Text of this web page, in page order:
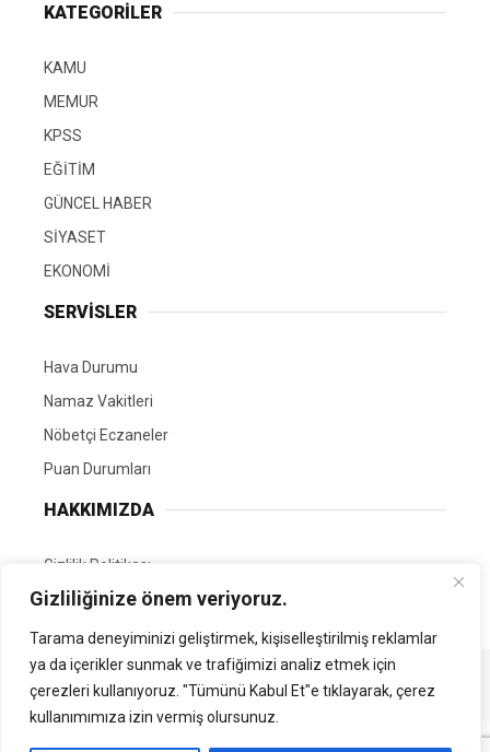
Gizliliğinize önem veriyoruz.
Tarama deneyiminizi geliştirmek, kişiselleştirilmiş reklamlar
ya da içerikler sunmak ve trafiğimizi analiz etmek için
çerezleri kullanıyoruz. "Tümünü Kabul Et"e tıklayarak, çerez
kullanımımıza izin vermiş olursunuz.
KATEGORİLER
KAMU
MEMUR
KPSS
EĞİTİM
GÜNCEL HABER
SİYASET
EKONOMİ
SERVİSLER
Hava Durumu
Namaz Vakitleri
Nöbetçi Eczaneler
Puan Durumları
HAKKIMIZDA
Gizlilik Politikası
GÖNÜLLÜ EDİTÖRÜMÜZ OL
Tüm Hakları Saklıdır. | Kamubilgi.com | 2026